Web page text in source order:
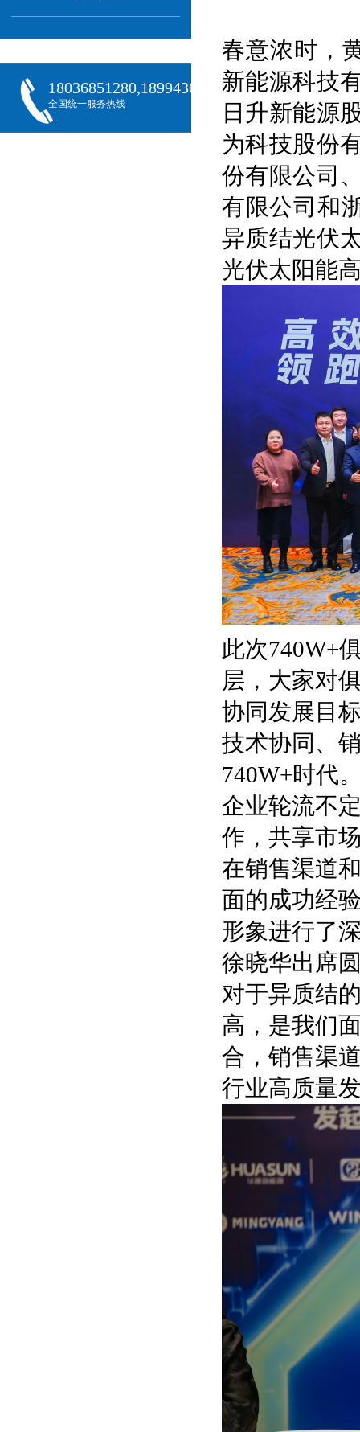
18036851280,18994301288,18068407382
全国统一服务热线
春意浓时，
新能源科技
日升新能源
为科技股份
份有限公司
有限公司和
异质结光伏
光伏太阳能
此次740W+
层，大家对
协同发展目
技术协同、
740W+时代
企业轮流不
作，共享市
在销售渠道
面的成功经
形象进行了
徐晓华出席
对于异质结
高，是我们
合，销售渠
行业高质量